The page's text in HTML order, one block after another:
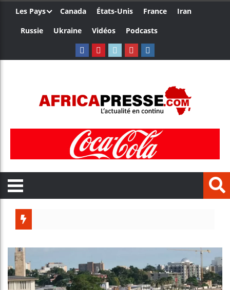
Les Pays Canada États-Unis France
Iran
Russie
Ukraine Vidéos Podcasts
Bénin